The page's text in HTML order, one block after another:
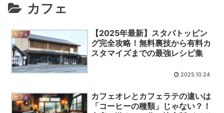
カフェ
カフェ
【2025年最新】スタバトッピン
グ完全攻略！無料裏技から有料カ
スタマイズまでの最強レシピ集
2025.10.24
カフェ
カフェオレとカフェラテの違いは
「コーヒーの種類」じゃない？！